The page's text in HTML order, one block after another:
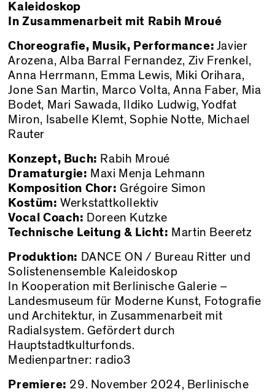
Kaleidoskop
In Zusammenarbeit mit Rabih Mroué
Choreografie, Musik, Performance: Javier
Arozena, Alba Barral Fernandez, Ziv Frenkel,
Anna Herrmann, Emma Lewis, Miki Orihara,
Jone San Martin, Marco Volta, Anna Faber, Mia
Bodet, Mari Sawada, Ildiko Ludwig, Yodfat
Miron, Isabelle Klemt, Sophie Notte, Michael
Rauter
Konzept, Buch: Rabih Mroué
Dramaturgie: Maxi Menja Lehmann
Komposition Chor: Grégoire Simon
Kostüm: Werkstattkollektiv
Vocal Coach: Doreen Kutzke
Technische Leitung & Licht: Martin Beeretz
Produktion: DANCE ON / Bureau Ritter und
Solistenensemble Kaleidoskop
In Kooperation mit Berlinische Galerie –
Landesmuseum für Moderne Kunst, Fotografie
und Architektur, in Zusammenarbeit mit
Radialsystem. Gefördert durch
Hauptstadtkulturfonds.
Medienpartner: radio3
Premiere: 29. November 2024, Berlinische